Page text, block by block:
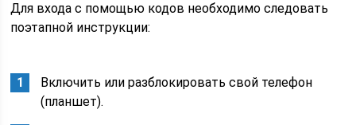
Для входа с помощью кодов необходимо следовать
поэтапной инструкции:
Включить или разблокировать свой телефон
(планшет).